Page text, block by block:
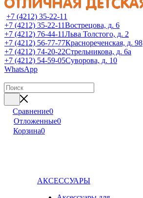
+7 (4212) 35-22-11
+7 (4212) 35-22-11Вострецова, д. 6
+7 (4212) 76-44-11Льва Толстого, д. 2
+7 (4212) 56-77-77Краснореченская, д. 98
+7 (4212) 74-20-22Стрельникова, д. 6а
+7 (4212) 54-59-05Суворова, д. 10
WhatsApp
Сравнение0
Отложенные0
Корзина0
АКСЕССУАРЫ